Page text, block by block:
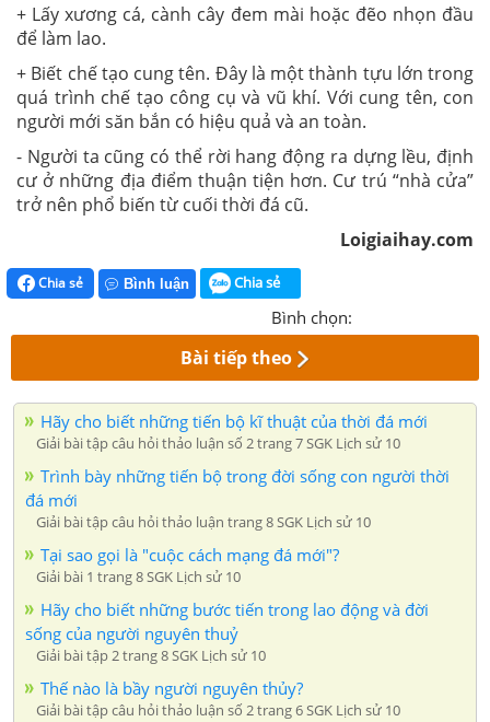
+ Lấy xương cá, cành cây đem mài hoặc đẽo nhọn đầu
để làm lao.
+ Biết chế tạo cung tên. Đây là một thành tựu lớn trong
quá trình chế tạo công cụ và vũ khí. Với cung tên, con
người mới săn bắn có hiệu quả và an toàn.
- Người ta cũng có thể rời hang động ra dựng lều, định
cư ở những địa điểm thuận tiện hơn. Cư trú “nhà cửa”
trở nên phổ biến từ cuối thời đá cũ.
Loigiaihay.com
Chia sẻ Bình luận Chia sẻ
Bình chọn:
Bài tiếp theo
Hãy cho biết những tiến bộ kĩ thuật của thời đá mới
Giải bài tập câu hỏi thảo luận số 2 trang 7 SGK Lịch sử 10
Trình bày những tiến bộ trong đời sống con người thời
đá mới
Giải bài tập câu hỏi thảo luận trang 8 SGK Lịch sử 10
Tại sao gọi là "cuộc cách mạng đá mới"?
Giải bài 1 trang 8 SGK Lịch sử 10
Hãy cho biết những bước tiến trong lao động và đời
sống của người nguyên thuỷ
Giải bài tập 2 trang 8 SGK Lịch sử 10
Thế nào là bầy người nguyên thủy?
Giải bài tập câu hỏi thảo luận số 2 trang 6 SGK Lịch sử 10